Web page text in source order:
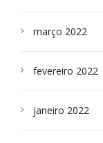
março 2022
fevereiro 2022
janeiro 2022